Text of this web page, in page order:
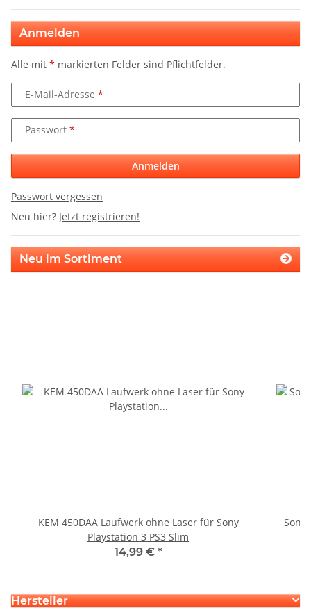
Anmelden
Alle mit * markierten Felder sind Pflichtfelder.
E-Mail-Adresse
Passwort
Anmelden
Passwort vergessen
Neu hier? Jetzt registrieren!
Neu im Sortiment
KEM 450DAA Laufwerk ohne Laser für Sony
Playstation 3 PS3 Slim
14,99 € *
Sony
Hersteller